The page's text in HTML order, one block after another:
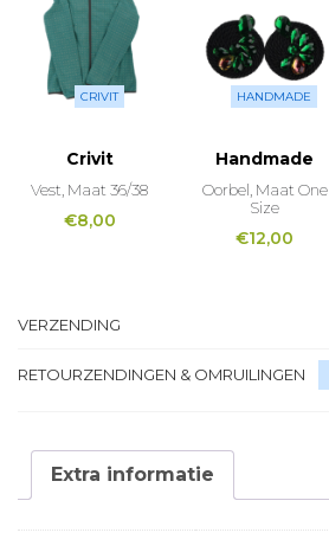
CRIVIT
Crivit
Vest, Maat 36/38
€8,00
HANDMADE
Handmade
Oorbel, Maat One
Size
€12,00
VERZENDING
RETOURZENDINGEN & OMRUILINGEN
Extra informatie